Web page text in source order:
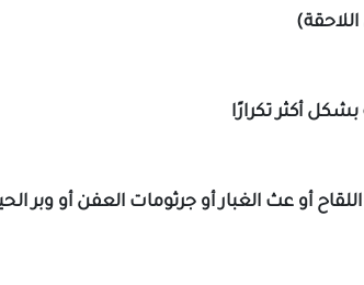
أكثر تكرارًا
أو عث الغبار أو جرثومات العفن أو وبر